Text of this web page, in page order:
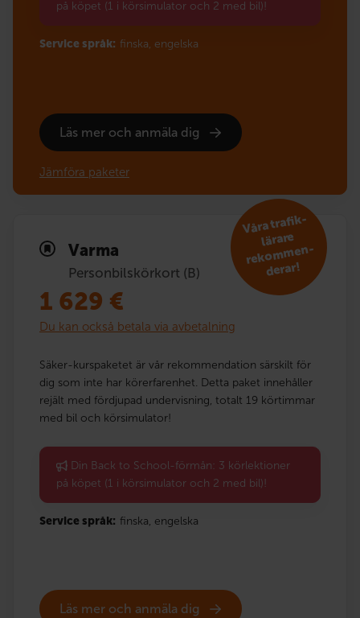
på köpet (1 i körsimulator och 2 med bil)!
Service språk: finska, engelska
Läs mer och anmäla dig
Jämföra paketer
Varma
Personbilskörkort (B)
V
åra trafik­
lärare
reko
m
men­
derar!
1 629 €
Du kan också betala via avbetalning
Säker-kurspaketet är vår rekommendation särskilt för
dig som inte har körerfarenhet. Detta paket innehåller
rejält med fördjupad undervisning, totalt 19 körtimmar
med bil och körsimulator!
Din Back to School-förmån: 3 körlektioner
på köpet (1 i körsimulator och 2 med bil)!
Service språk: finska, engelska
Läs mer och anmäla dig